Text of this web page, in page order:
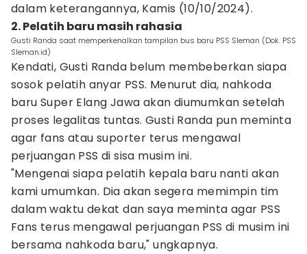
dalam keterangannya, Kamis (10/10/2024).
2. Pelatih baru masih rahasia
Gusti Randa saat memperkenalkan tampilan bus baru PSS Sleman (Dok. PSS
Sleman.id)
Kendati, Gusti Randa belum membeberkan siapa
sosok pelatih anyar PSS. Menurut dia, nahkoda
baru Super Elang Jawa akan diumumkan setelah
proses legalitas tuntas. Gusti Randa pun meminta
agar fans atau suporter terus mengawal
perjuangan PSS di sisa musim ini.
"Mengenai siapa pelatih kepala baru nanti akan
kami umumkan. Dia akan segera memimpin tim
dalam waktu dekat dan saya meminta agar PSS
Fans terus mengawal perjuangan PSS di musim ini
bersama nahkoda baru," ungkapnya.